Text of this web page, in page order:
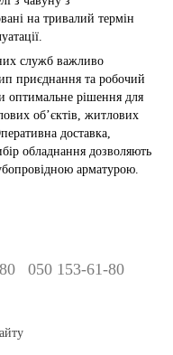
на тривалий термін
служб важливо
приєднання та робочий
оптимальне рішення для
об’єктів, житлових
доставка,
обладнання дозволяють
арматурою.
050 153-61-80